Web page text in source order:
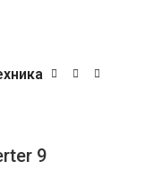
9